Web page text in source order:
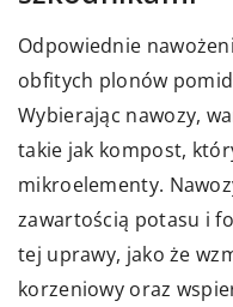
Odpowiednie
obfitych plonów
Wybierając nawozy,
takie jak kompost,
mikroelementy.
zawartością potasu i
tej uprawy, jako że
korzeniowy oraz